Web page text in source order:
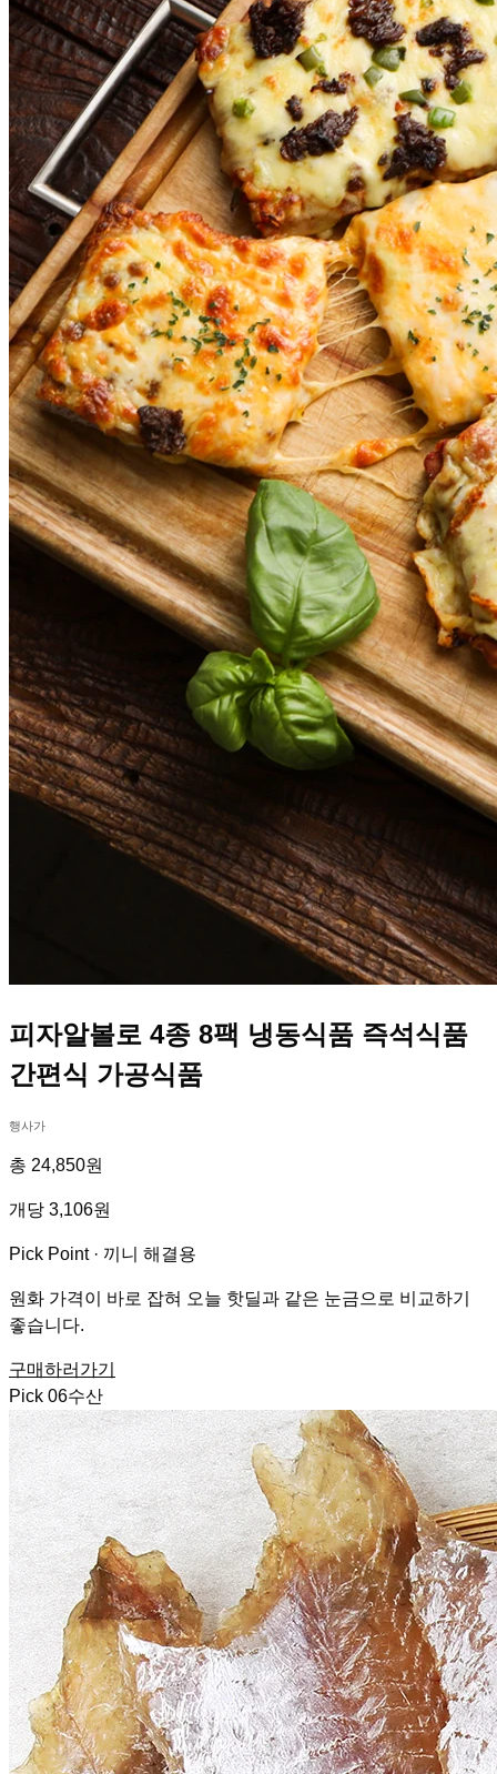
피자알볼로 4종 8팩 냉동식품 즉석식품
간편식 가공식품
행사가
총 24,850원
개당 3,106원
Pick Point · 끼니 해결용
원화 가격이 바로 잡혀 오늘 핫딜과 같은 눈금으로 비교하기
좋습니다.
구매하러가기
Pick 06수산